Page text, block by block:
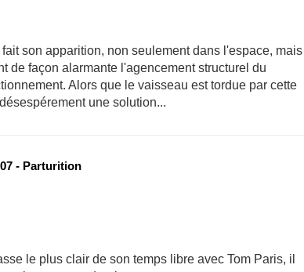
son apparition, non seulement dans l'espace, mais
de façon alarmante l'agencement structurel du
Alors que le vaisseau est tordue par cette
une solution...
- Parturition
le plus clair de son temps libre avec Tom Paris, il